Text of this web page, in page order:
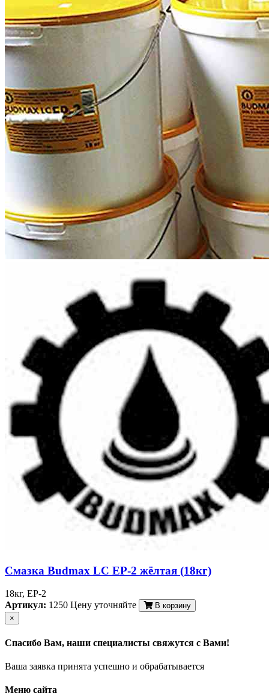
Смазка Budmax LC EP-2 жёлтая (18кг)
18кг, EP-2
Артикул: 1250 Цену уточняйте
В корзину
×
Спасибо Вам, наши специалисты свяжутся с Вами!
Ваша заявка принята успешно и обрабатывается
Меню сайта